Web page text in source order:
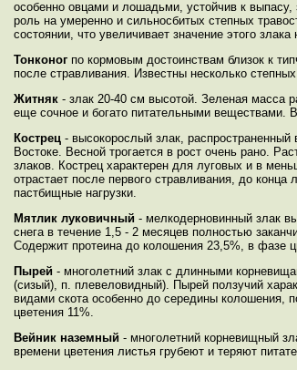
особенно овцами и лошадьми, устойчив к
роль на умеренно и сильносбитых степных
состоянии, что увеличивает значение этого
Тонконог по кормовым достоинствам близок к
после стравливания. Известны несколько
Житняк - злак 20-40 см высотой. Зеленая масса
еще сочное и богато питательными веществами.
Кострец - высокорослый злак,
Востоке. Весной трогается в рост очень рано.
злаков. Кострец характерен для луговых и в
отрастает после первого стравливания, до
пастбищные нагрузки.
Мятлик луковичный - мелкодерновинный злак
снега в течение 1,5 - 2 месяцев полностью
Содержит протеина до колошения 23,5%, в фазе
Пырей - многолетний злак с длинными
(сизый), п. плевеловидный). Пырей ползучий
видами скота особенно до середины колошения,
цветения 11%.
Вейник наземный - многолетний корневищный
времени цветения листья грубеют и теряют